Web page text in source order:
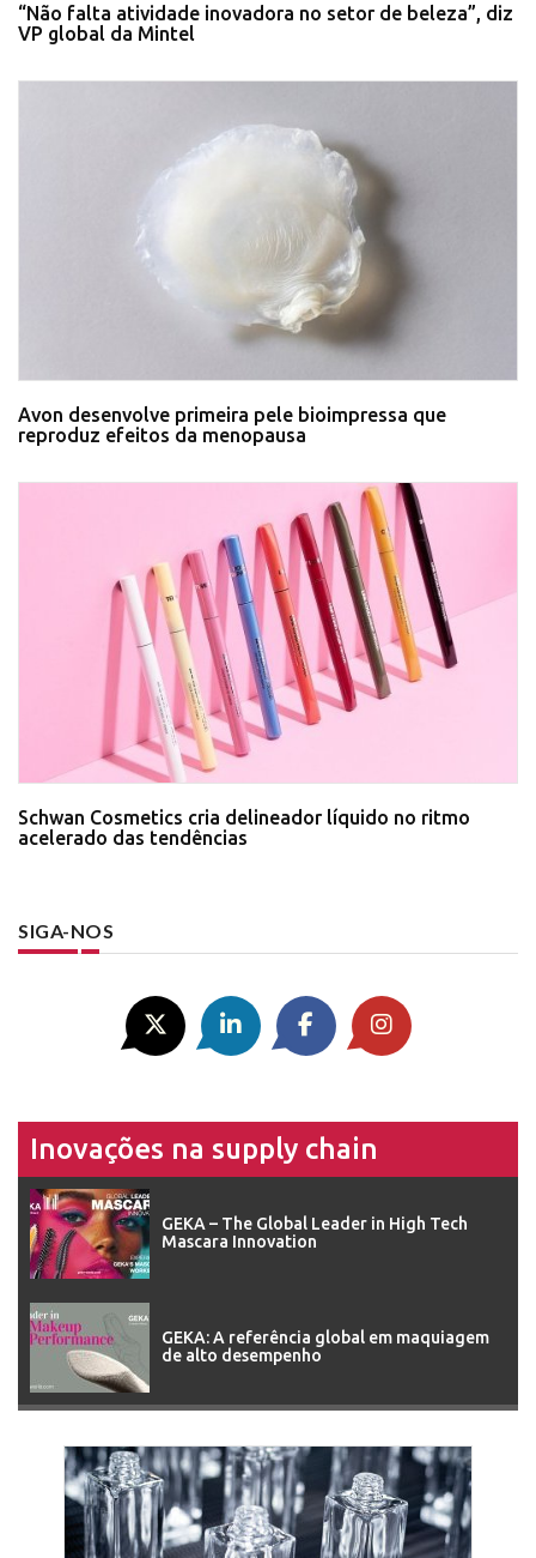
“Não falta atividade inovadora no setor de beleza”, diz
VP global da Mintel
Avon desenvolve primeira pele bioimpressa que
reproduz efeitos da menopausa
Schwan Cosmetics cria delineador líquido no ritmo
acelerado das tendências
SIGA-NOS
Inovações na supply chain
GEKA – The Global Leader in High Tech
Mascara Innovation
GEKA: A referência global em maquiagem
de alto desempenho